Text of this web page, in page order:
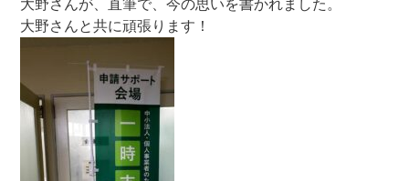
大野さんが、直筆で、今の思いを書かれました。
大野さんと共に頑張ります！